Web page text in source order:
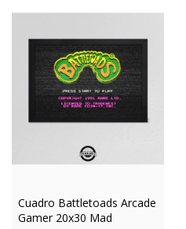
Cuadro Battletoads Arcade
Gamer 20x30 Mad